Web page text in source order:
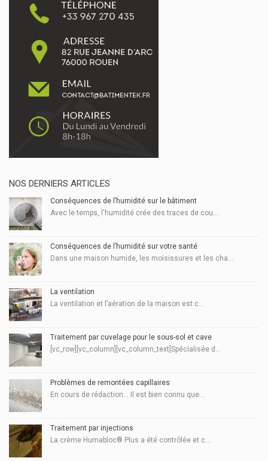
NOS DERNIERS ARTICLES
Conséquences de l’humidité sur le bâtiment
Avec le temps, l'humidité crée des traces de cou...
Conséquences de l’humidité sur votre santé
Dans une maison humide, les moisissures et les cha...
La ventilation
La ventilation et l’aération de la maison est c...
Traitement par cuvelage pour le sous-sol et cave
[vc_row][vc_column][vc_column_text]Spécialisée d...
Problèmes de remontées capillaires
En cours de rédaction... Il est bien connu que...
Traitement par injections
La crème Humabloc® Plus a été contrôlée et c...